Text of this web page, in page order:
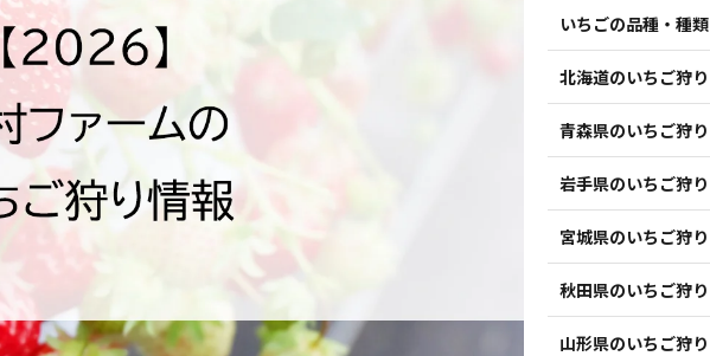
いちごの品種・種類
北海道のいちご狩り
青森県のいちご狩り
岩手県のいちご狩り
宮城県のいちご狩り
秋田県のいちご狩り
山形県のいちご狩り